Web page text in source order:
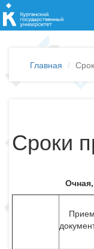
Главная
Сроки
Прием